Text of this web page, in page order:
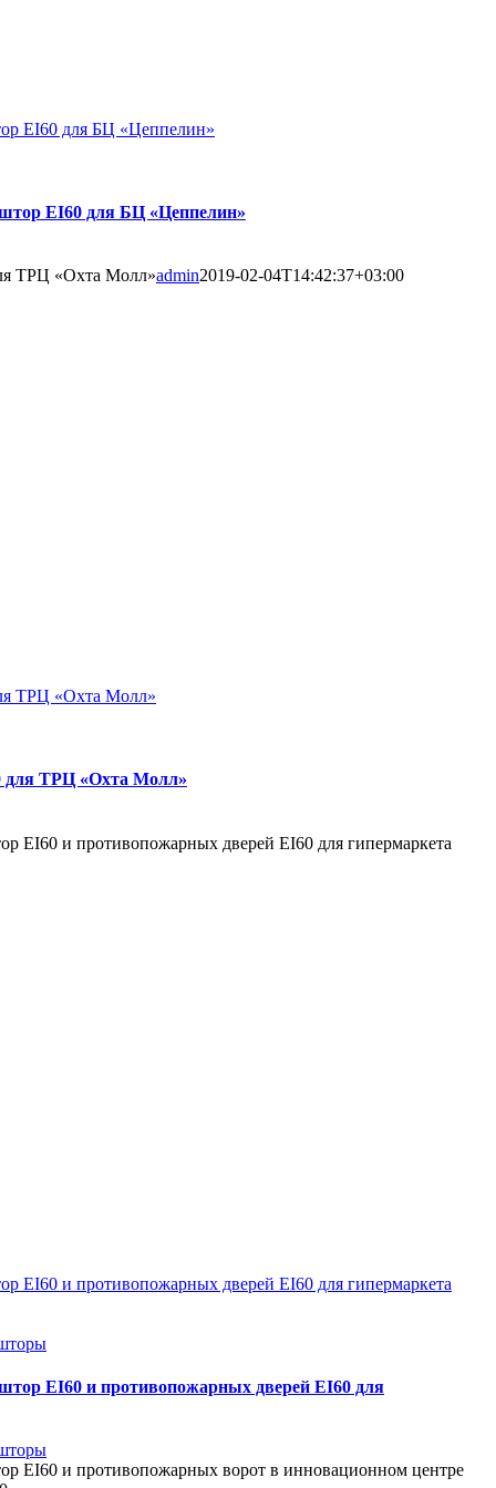
EI60 для БЦ «Цеппелин»
EI60 для БЦ «Цеппелин»
ТРЦ «Охта Молл»admin2019-02-04T14:42:37+03:00
ТРЦ «Охта Молл»
для ТРЦ «Охта Молл»
EI60 и противопожарных дверей EI60 для гипермаркета
EI60 и противопожарных дверей EI60 для гипермаркета
EI60 и противопожарных дверей EI60 для
EI60 и противопожарных ворот в инновационном центре